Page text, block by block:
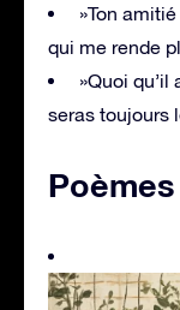
»Ton
qui me rende
»Quoi
seras toujours